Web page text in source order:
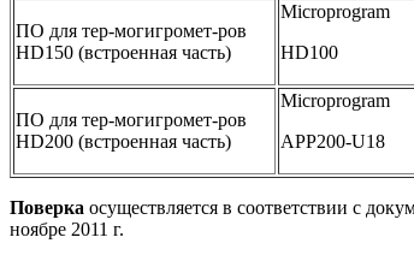
ПО для тер-могигромет-ров
HD150 (встроенная часть)
Microprogram
HD100
ПО для тер-могигромет-ров
HD200 (встроенная часть)
Microprogram
APP200-U18
Поверка осуществляется в соответствии с
ноябре 2011 г.